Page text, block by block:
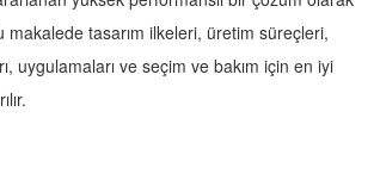
makalede tasarım ilkeleri, üretim süreçleri,
uygulamaları ve seçim ve bakım için en iyi